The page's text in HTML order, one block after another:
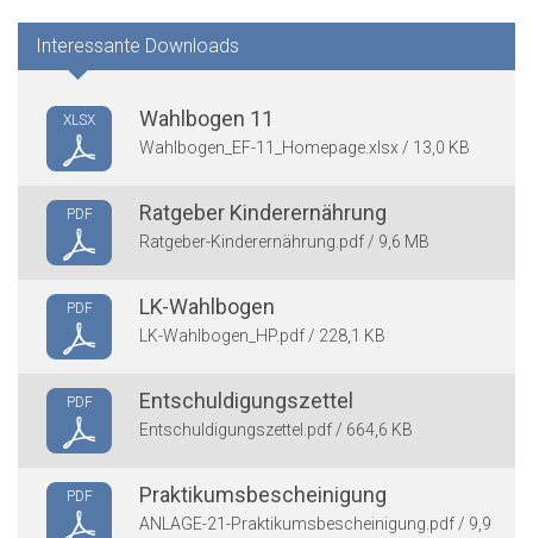
Interessante Downloads
XLSX Wahlbogen 11
Wahlbogen_EF-11_Homepage.xlsx / 13,0 KB
PDF Ratgeber Kinderernährung
Ratgeber-Kinderernährung.pdf / 9,6 MB
PDF LK-Wahlbogen
LK-Wahlbogen_HP.pdf / 228,1 KB
PDF Entschuldigungszettel
Entschuldigungszettel.pdf / 664,6 KB
PDF Praktikumsbescheinigung
ANLAGE-21-Praktikumsbescheinigung.pdf / 9,9